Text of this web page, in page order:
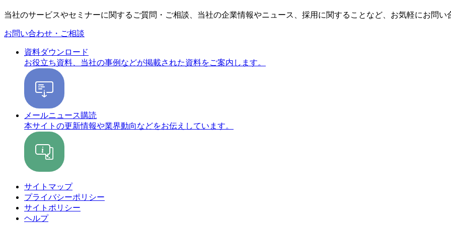
当社のサービスやセミナーに関するご質問・ご相談、当社の企業情報やニュース、採用に関することなど、お気軽にお問い
お問い合わせ・ご相談
資料ダウンロード
お役立ち資料、当社の事例などが掲載された資料をご案内します。
メールニュース購読
本サイトの更新情報や業界動向などをお伝えしています。
サイトマップ
プライバシーポリシー
サイトポリシー
ヘルプ